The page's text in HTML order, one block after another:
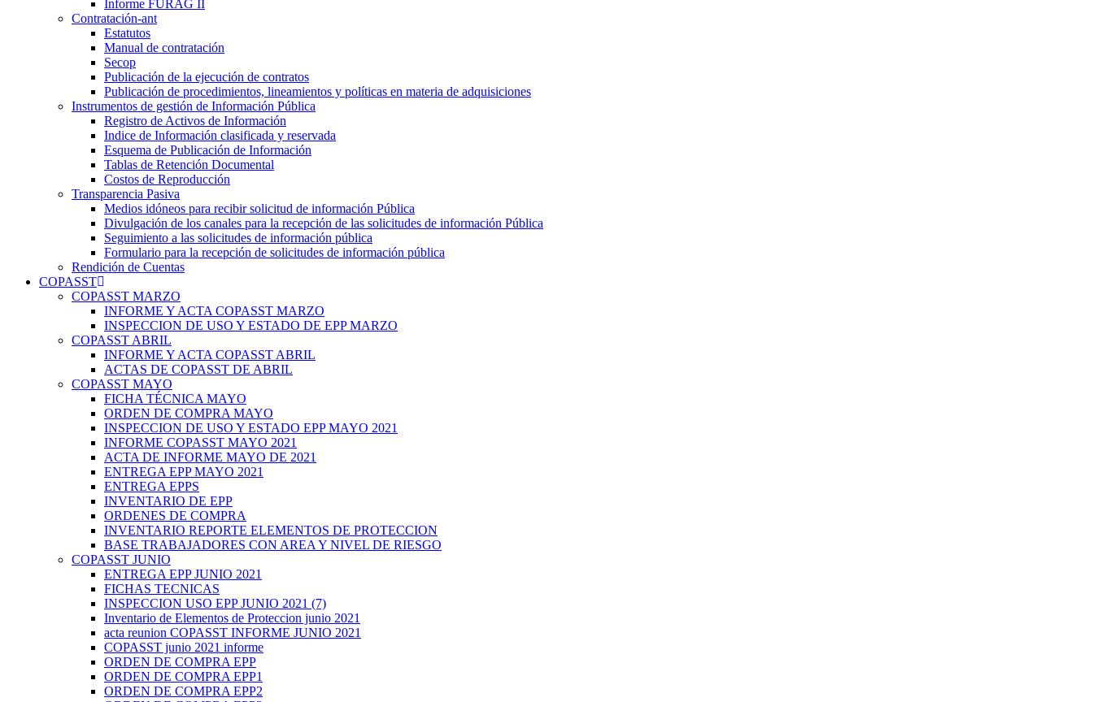
Informe FURAG II
Contratación-ant
Estatutos
Manual de contratación
Secop
Publicación de la ejecución de contratos
Publicación de procedimientos, lineamientos y políticas en materia de adquisiciones
Instrumentos de gestión de Información Pública
Registro de Activos de Información
Indice de Información clasificada y reservada
Esquema de Publicación de Información
Tablas de Retención Documental
Costos de Reproducción
Transparencia Pasiva
Medios idóneos para recibir solicitud de información Pública
Divulgación de los canales para la recepción de las solicitudes de información Pública
Seguimiento a las solicitudes de información pública
Formulario para la recepción de solicitudes de información pública
Rendición de Cuentas
COPASST
COPASST MARZO
INFORME Y ACTA COPASST MARZO
INSPECCION DE USO Y ESTADO DE EPP MARZO
COPASST ABRIL
INFORME Y ACTA COPASST ABRIL
ACTAS DE COPASST DE ABRIL
COPASST MAYO
FICHA TÉCNICA MAYO
ORDEN DE COMPRA MAYO
INSPECCION DE USO Y ESTADO EPP MAYO 2021
INFORME COPASST MAYO 2021
ACTA DE INFORME MAYO DE 2021
ENTREGA EPP MAYO 2021
ENTREGA EPPS
INVENTARIO DE EPP
ORDENES DE COMPRA
INVENTARIO REPORTE ELEMENTOS DE PROTECCION
BASE TRABAJADORES CON AREA Y NIVEL DE RIESGO
COPASST JUNIO
ENTREGA EPP JUNIO 2021
FICHAS TECNICAS
INSPECCION USO EPP JUNIO 2021 (7)
Inventario de Elementos de Proteccion junio 2021
acta reunion COPASST INFORME JUNIO 2021
COPASST junio 2021 informe
ORDEN DE COMPRA EPP
ORDEN DE COMPRA EPP1
ORDEN DE COMPRA EPP2